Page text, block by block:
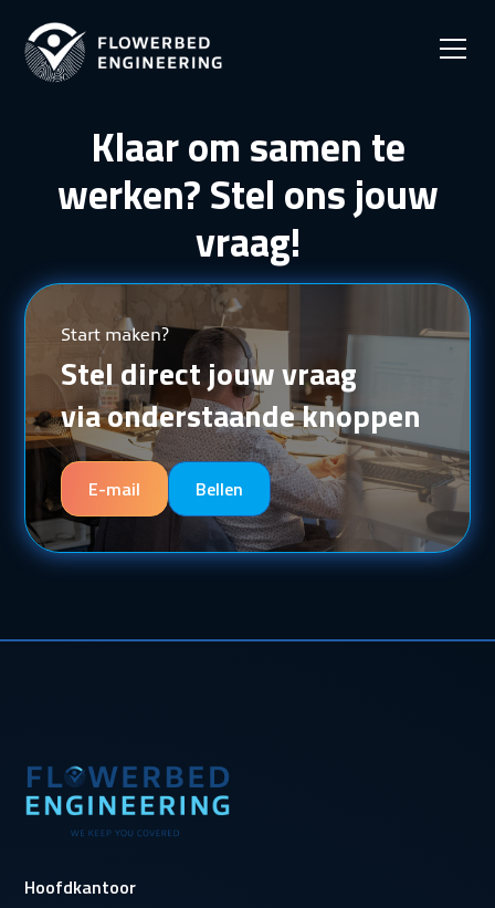
Klaar om samen te
werken? Stel ons jouw
vraag!
Start maken?
Stel direct jouw vraag
via onderstaande knoppen
E-mail Bellen
Hoofdkantoor